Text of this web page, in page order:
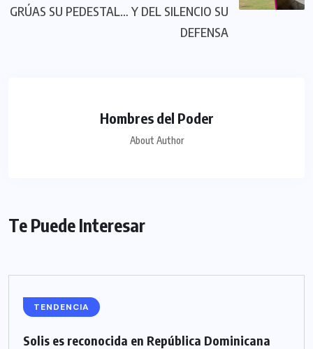
GRÚAS SU PEDESTAL… Y DEL SILENCIO SU
DEFENSA
Hombres del Poder
About Author
Te Puede Interesar
TENDENCIA
Solis es reconocida en República Dominicana